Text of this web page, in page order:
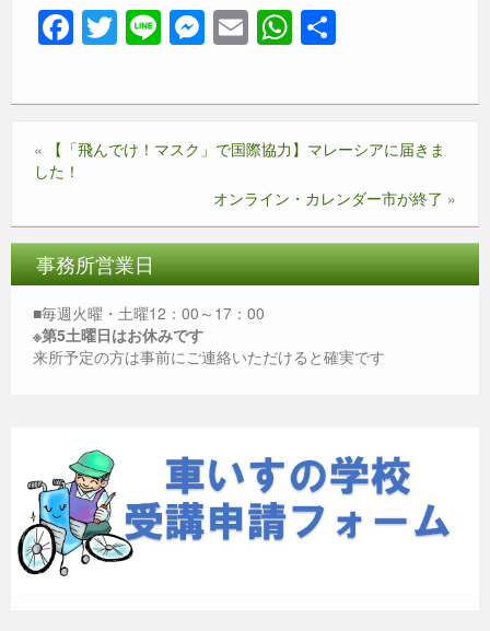
F
a
c
e
b
o
k
T
wi
tt
er
Li
n
e
M
e
ss
e
n
g
er
E
m
ail
W
h
at
s
A
p
p
«
【「飛んでけ！マスク」で国際協力】マレーシアに届きま
した！
オンライン・カレンダー市が終了 »
事務所営業日
■毎週火曜・土曜12：00～17：00
※第5土曜日はお休みです
来所予定の方は事前にご連絡いただけると確実です